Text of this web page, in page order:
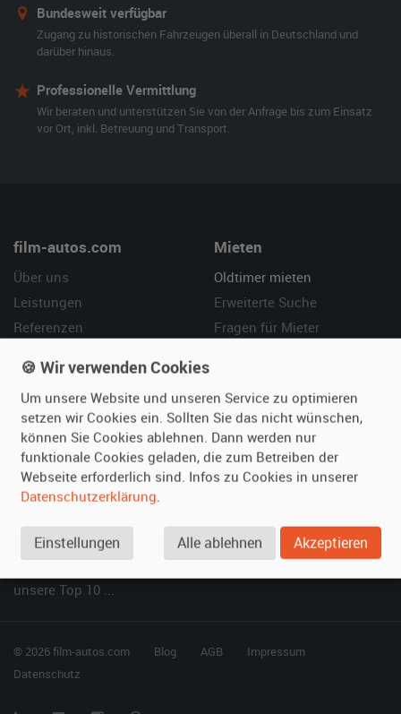
Bundesweit verfügbar
Zugang zu historischen Fahrzeugen überall in Deutschland und
darüber hinaus.
Professionelle Vermittlung
Wir beraten und unterstützen Sie von der Anfrage bis zum Einsatz
vor Ort, inkl. Betreuung und Transport.
film-autos.com
Über uns
Leistungen
Referenzen
Mieten
Oldtimer mieten
Erweiterte Suche
Fragen für Mieter
Vermieten
Oldtimer anmelden
Fotos senden
Fragen für Vermieter
Inserat verwalten
Hilfe
Häufige Fragen (FAQ)
So funktioniert's
Kontakt
SPECIAL
unsere Top 10 ...
© 2026 film-autos.com Blog AGB
Impressum
Datenschutz
🍪 Wir verwenden Cookies
Um unsere Website und unseren Service zu optimieren
setzen wir Cookies ein. Sollten Sie das nicht wünschen,
können Sie Cookies ablehnen. Dann werden nur
funktionale Cookies geladen, die zum Betreiben der
Webseite erforderlich sind. Infos zu Cookies in unserer
Datenschutzerklärung.
Einstellungen Alle ablehnen Akzeptieren